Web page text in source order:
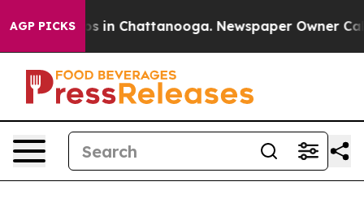
AGP PICKS
Chaos in Chattanooga. Newspaper Owner Calls